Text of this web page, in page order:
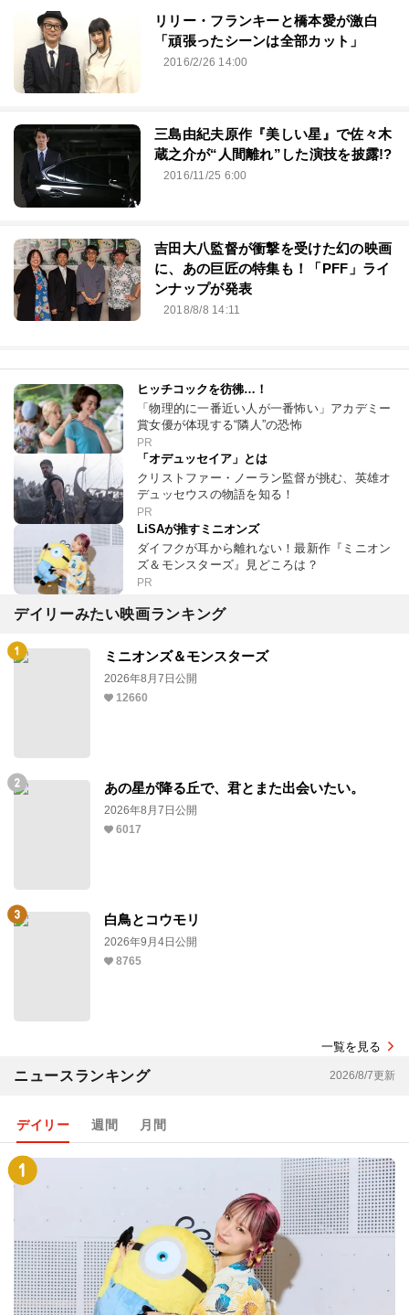
リリー・フランキーと橋本愛が激白
「頑張ったシーンは全部カット」
2016/2/26 14:00
三島由紀夫原作『美しい星』で佐々木
蔵之介が“人間離れ”した演技を披露!?
2016/11/25 6:00
吉田大八監督が衝撃を受けた幻の映画
に、あの巨匠の特集も！「PFF」ライ
ンナップが発表
2018/8/8 14:11
ヒッチコックを彷彿…！
「物理的に一番近い人が一番怖い」アカデミー
賞女優が体現する“隣人”の恐怖
PR
「オデュッセイア」とは
クリストファー・ノーラン監督が挑む、英雄オ
デュッセウスの物語を知る！
PR
LiSAが推すミニオンズ
ダイフクが耳から離れない！最新作『ミニオン
ズ＆モンスターズ』見どころは？
PR
デイリーみたい映画ランキング
ミニオンズ＆モンスターズ
2026年8月7日公開
12660
あの星が降る丘で、君とまた出会いたい。
2026年8月7日公開
6017
白鳥とコウモリ
2026年9月4日公開
8765
一覧を見る
ニュースランキング 2026/8/7更新
デイリー 週間 月間